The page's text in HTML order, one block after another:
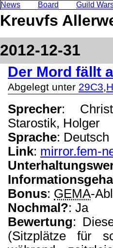
News Board Guild
Kreuvfs
2012-12-31
Der Mord fällt
Abgelegt unter 29C3,
Sprecher:
Starostik, Holger
Sprache: Deutsch
Link: mirror.fem-
Bonus: GEMA-
Nochmal?: Ja
Bewertung:
(Sitzplätze für